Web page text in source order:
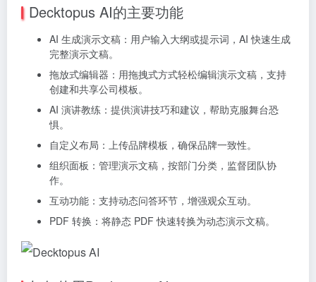
Decktopus AI的主要功能
AI 生成演示文稿：用户输入大纲或提示词，AI 快速生成
完整演示文稿。
拖放式编辑器：用拖拽式方式轻松编辑演示文稿，支持
创建和共享公司模板。
AI 演讲教练：提供演讲技巧和建议，帮助克服舞台恐
惧。
自定义布局：上传品牌模板，确保品牌一致性。
组织面板：管理演示文稿，按部门分类，监督团队协
作。
互动功能：支持动态问答环节，增强观众互动。
PDF 转换：将静态 PDF 快速转换为动态演示文稿。